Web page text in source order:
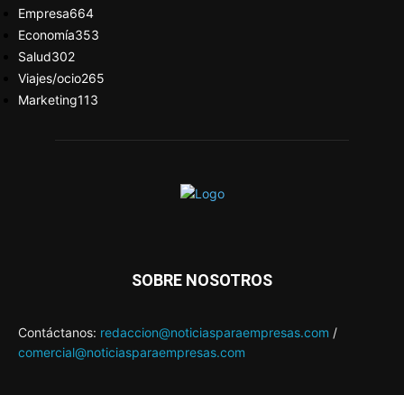
Empresa664
Economía353
Salud302
Viajes/ocio265
Marketing113
SOBRE NOSOTROS
Contáctanos: redaccion@noticiasparaempresas.com /
comercial@noticiasparaempresas.com